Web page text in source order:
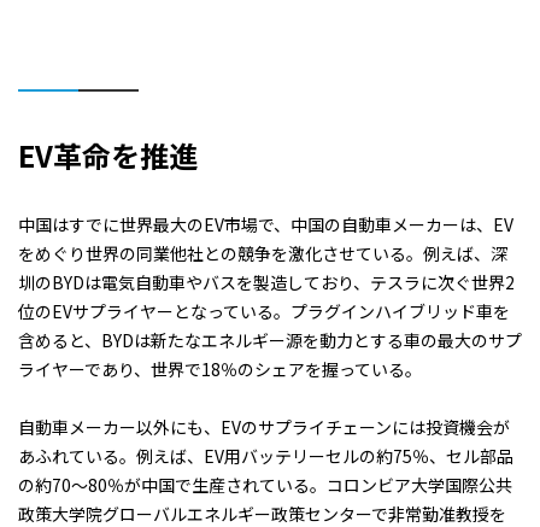
EV革命を推進
中国はすでに世界最大のEV市場で、中国の自動車メーカーは、EV
をめぐり世界の同業他社との競争を激化させている。例えば、深
圳のBYDは電気自動車やバスを製造しており、テスラに次ぐ世界2
位のEVサプライヤーとなっている。プラグインハイブリッド車を
含めると、BYDは新たなエネルギー源を動力とする車の最大のサプ
ライヤーであり、世界で18％のシェアを握っている。
自動車メーカー以外にも、EVのサプライチェーンには投資機会が
あふれている。例えば、EV用バッテリーセルの約75％、セル部品
の約70〜80％が中国で生産されている。コロンビア大学国際公共
政策大学院グローバルエネルギー政策センターで非常勤准教授を